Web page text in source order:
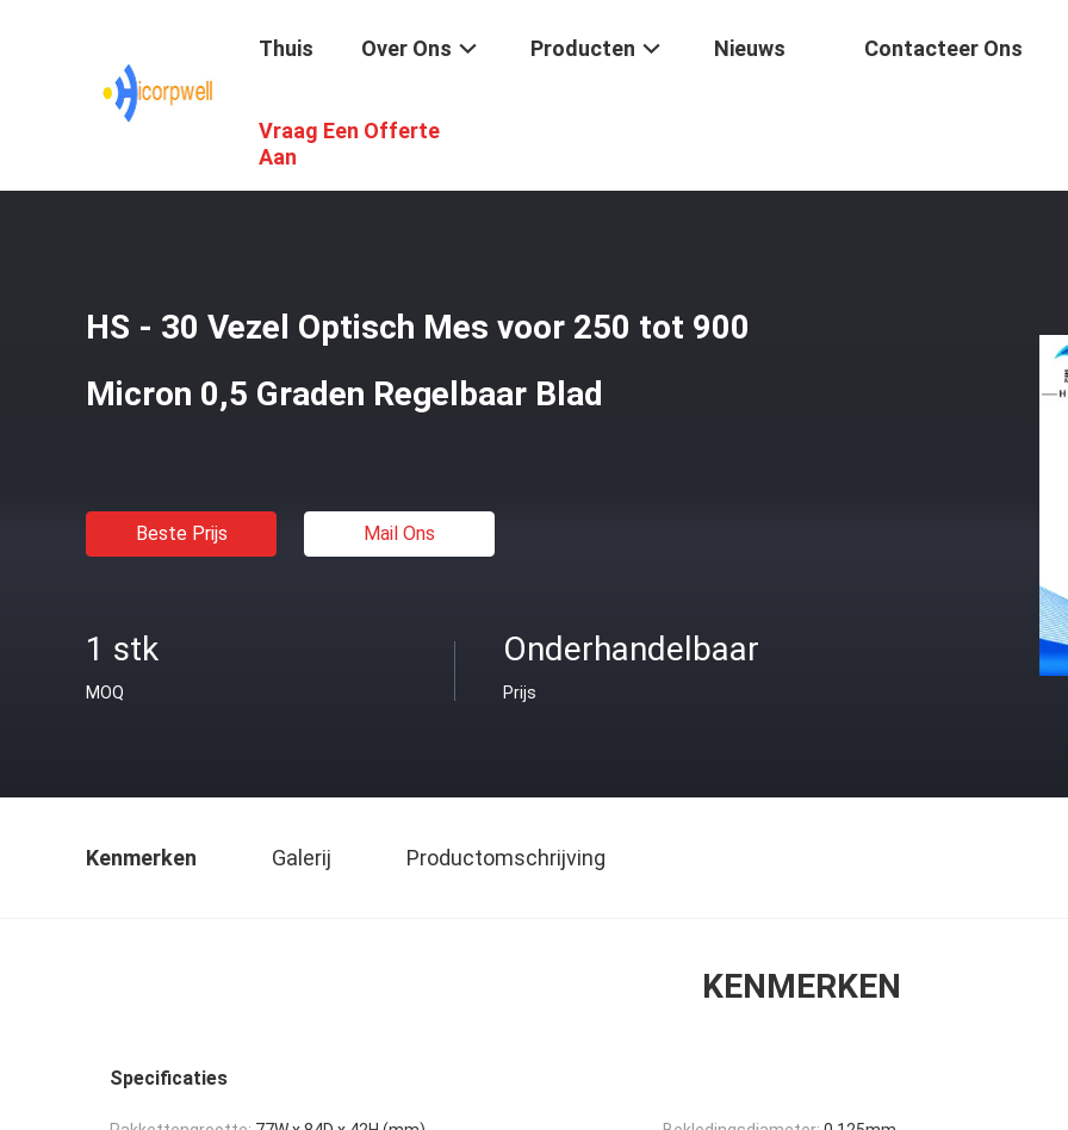
Thuis Over Ons Producten Nieuws Contacteer Ons
Vraag Een Offerte
Aan
Vezel Het Testen Hulpmiddelen
HS - 30 Vezel Optisch Mes voor 250 tot 900
Micron 0,5 Graden Regelbaar Blad
Beste Prijs Mail Ons
1 stk
MOQ
Onderhandelbaar
Prijs
Kenmerken Galerij Productomschrijving
KENMERKEN
Specificaties